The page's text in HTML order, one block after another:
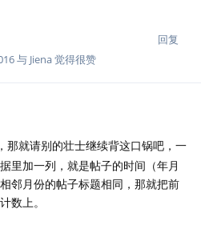
回复
与 Jiena觉得很赞
那就请别的壮士继续背这口锅吧，一
里加一列，就是帖子的时间（年月
邻月份的帖子标题相同，那就把前
数上。